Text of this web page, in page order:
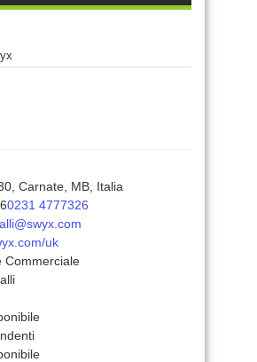
Carnate, MB, Italia
0231 4777326
uk
Commerciale